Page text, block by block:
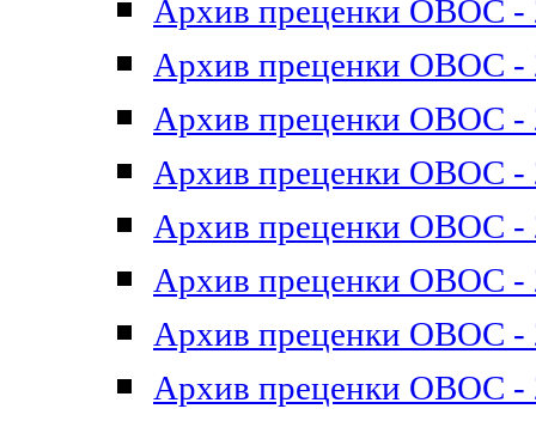
Архив преценки ОВОС -
Архив преценки ОВОС -
Архив преценки ОВОС -
Архив преценки ОВОС -
Архив преценки ОВОС -
Архив преценки ОВОС -
Архив преценки ОВОС -
Архив преценки ОВОС -